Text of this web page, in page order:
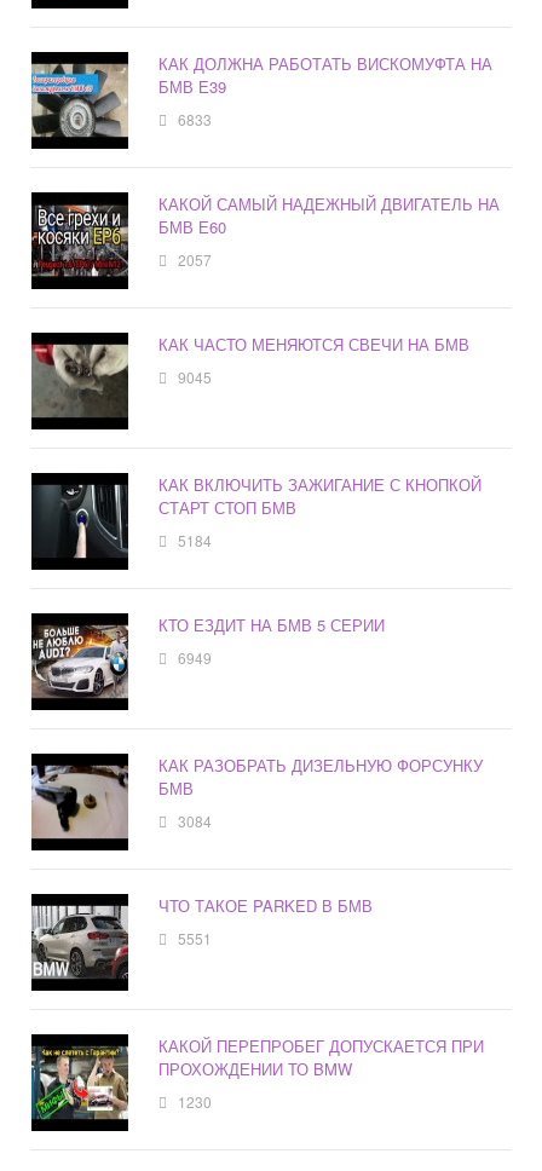
КАК ДОЛЖНА РАБОТАТЬ ВИСКОМУФТА НА
БМВ Е39
6833
КАКОЙ САМЫЙ НАДЕЖНЫЙ ДВИГАТЕЛЬ НА
БМВ Е60
2057
КАК ЧАСТО МЕНЯЮТСЯ СВЕЧИ НА БМВ
9045
КАК ВКЛЮЧИТЬ ЗАЖИГАНИЕ С КНОПКОЙ
СТАРТ СТОП БМВ
5184
КТО ЕЗДИТ НА БМВ 5 СЕРИИ
6949
КАК РАЗОБРАТЬ ДИЗЕЛЬНУЮ ФОРСУНКУ
БМВ
3084
ЧТО ТАКОЕ PARKED В БМВ
5551
КАКОЙ ПЕРЕПРОБЕГ ДОПУСКАЕТСЯ ПРИ
ПРОХОЖДЕНИИ ТО BMW
1230